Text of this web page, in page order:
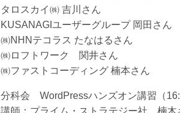
タロスカイ㈱ 吉川さん
KUSANAGIユーザーグループ 岡田さん
㈱NHNテコラス たなはるさん
㈱ロフトワーク 関井さん
㈱ファストコーディング 楠本さん
分科会 WordPressハンズオン講習（
講師：プライム・ストラテジー社 楠木